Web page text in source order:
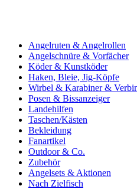
Angelruten & Angelrollen
Angelschnüre & Vorfächer
Köder & Kunstköder
Haken, Bleie, Jig-Köpfe
Wirbel & Karabiner &
Posen & Bissanzeiger
Landehilfen
Taschen/Kästen
Bekleidung
Fanartikel
Outdoor & Co.
Zubehör
Angelsets & Aktionen
Nach Zielfisch